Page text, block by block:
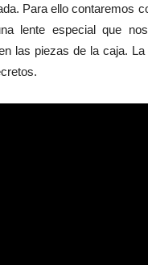
Para ello contaremos
lente especial que
las piezas de la caja.